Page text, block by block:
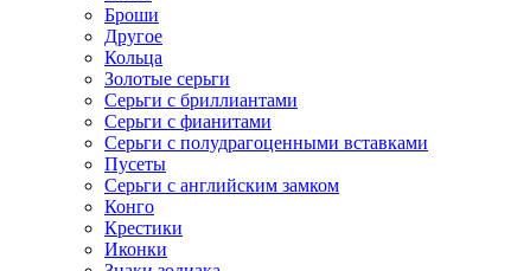
Броши
Другое
Кольца
Золотые серьги
Серьги с бриллиантами
Серьги с фианитами
Серьги с полудрагоценными вставками
Пусеты
Серьги с английским замком
Конго
Крестики
Иконки